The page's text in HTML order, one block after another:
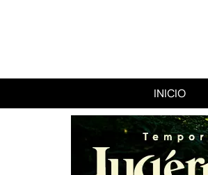
INICIO